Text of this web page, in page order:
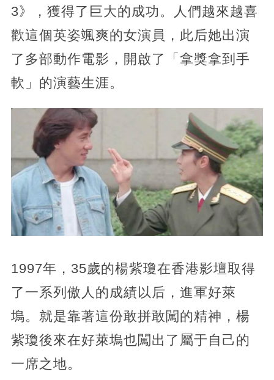
3》，獲得了巨大的成功。人們越來越喜
歡這個英姿颯爽的女演員，此后她出演
了多部動作電影，開啟了「拿獎拿到手
軟」的演藝生涯。
1997年，35歲的楊紫瓊在香港影壇取得
了一系列傲人的成績以后，進軍好萊
塢。就是靠著這份敢拼敢闖的精神，楊
紫瓊後來在好萊塢也闖出了屬于自己的
一席之地。